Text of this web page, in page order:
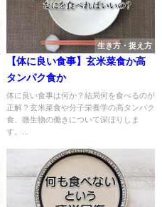
生き方・捉え方
【体に良い食事】玄米菜食か高
タンパク食か
体に良い食事は何か？結局何を食べるのが
正解？玄米菜食や分子栄養学の高タンパク
食、微生物の働きについて深ぼりしま
す。...